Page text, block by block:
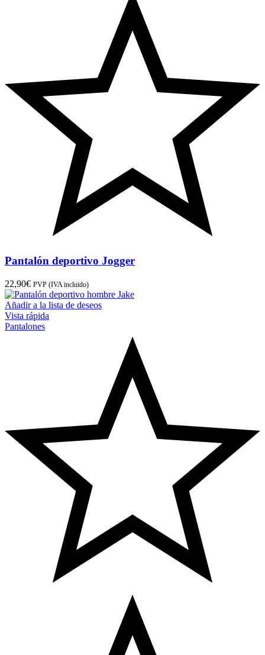
Pantalón deportivo Jogger
22,90€ PVP (IVA incluido)
Añadir a la lista de deseos
Vista rápida
Pantalones